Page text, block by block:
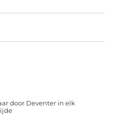
door Deventer in elk